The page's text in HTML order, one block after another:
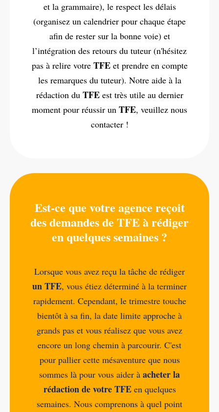
et la grammaire), le respect les délais
(organisez un calendrier pour chaque étape
afin de rester sur la bonne voie) et
l’intégration des retours du tuteur (n'hésitez
pas à relire votre TFEet prendre en compte
les remarques du tuteur). Notre aide à la
rédaction du TFEest très utile au dernier
moment pour réussir un TFE, veuillez nous
contacter !
Est-ce que votre agence reçoit
des demandes de TFE à rédiger
en quelques semaines ?
Lorsque vous avez reçu la tâche de rédiger
un TFE, vous étiez déterminé à la terminer
rapidement. Cependant, le trimestre touche
bientôt à sa fin, la date limite approche à
grands pas et vous réalisez que vous avez
encore un long chemin à parcourir. C'est
pour pallier cette mésaventure que nous
sommes là pour vous aider à acheter la
rédaction de votre TFE en quelques
semaines. Nous comprenons à quel point